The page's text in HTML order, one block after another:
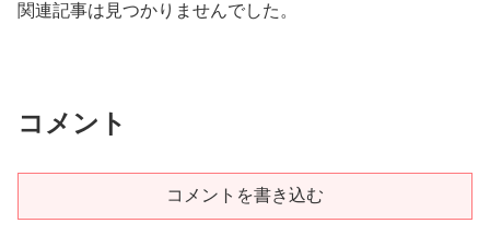
関連記事は見つかりませんでした。
コメント
コメントを書き込む